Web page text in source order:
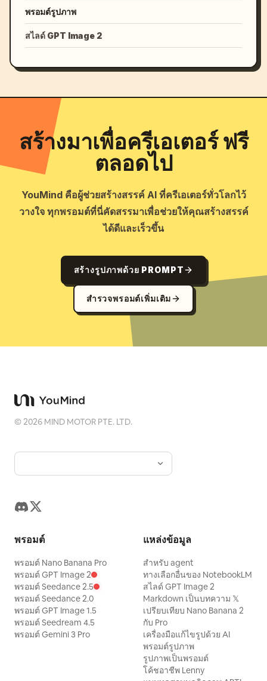
พรอมต์รูปภาพ
สไลด์ GPT Image 2
สร้างมาเพื่อครีเอเตอร์ ฟรี
ตลอดไป
YouMind คือผู้ช่วยสร้างสรรค์ AI ที่ครีเอเตอร์ทั่วโลกไว้
วางใจ ทุกพรอมต์ที่นี่คัดสรรมาเพื่อช่วยให้คุณสร้างสรรค์
ได้ดีและเร็วขึ้น
สร้างรูปภาพด้วย PROMPT
สำรวจพรอมต์เพิ่มเติม
©2026 MIND MOTOR PTE. LTD.
พรอมต์
พรอมต์ Nano Banana Pro
พรอมต์ GPT Image 2
พรอมต์ Seedance 2.5
พรอมต์ Seedance 2.0
พรอมต์ GPT Image 1.5
พรอมต์ Seedream 4.5
พรอมต์ Gemini 3 Pro
แหล่งข้อมูล
สำหรับ agent
ทางเลือกอื่นของ NotebookLM
สไลด์ GPT Image 2
Markdown เป็นบทความ 𝕏
เปรียบเทียบ Nano Banana 2
กับ Pro
เครื่องมือแก้ไขรูปด้วย AI
พรอมต์รูปภาพ
รูปภาพเป็นพรอมต์
โค้ชอาชีพ Lenny